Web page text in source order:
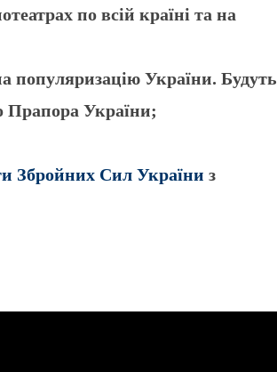
по всій країні та на
популяризацію України. Будуть
Прапора України;
Збройних Сил України з